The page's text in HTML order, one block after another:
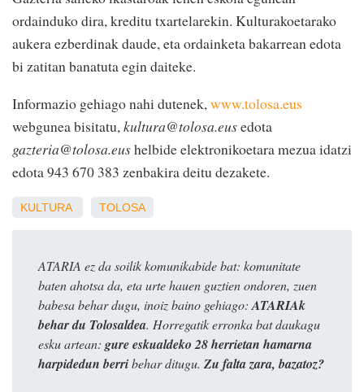
ordainduko dira, kreditu txartelarekin. Kulturakoetarako
aukera ezberdinak daude, eta ordainketa bakarrean edota
bi zatitan banatuta egin daiteke.
Informazio gehiago nahi dutenek,www.tolosa.eus
webgunea bisitatu,kultura@tolosa.eusedota
gazteria@tolosa.eushelbide elektronikoetara mezua idatzi
edota 943 670 383 zenbakira deitu dezakete.
KULTURA TOLOSA
ATARIA ez da soilik komunikabide bat: komunitate
baten ahotsa da, eta urte hauen guztien ondoren, zuen
babesa behar dugu, inoiz baino gehiago: ATARIAk
behar du Tolosaldea. Horregatik erronka bat daukagu
esku artean: gure eskualdeko 28 herrietan hamarna
harpidedun berribehar ditugu. Zu falta zara, bazatoz?